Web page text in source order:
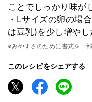
ことでしっかり味が
・Lサイズの卵の場
は豆乳)を少し増やし
※みやすさのために書式を一部
このレシピをシェアする